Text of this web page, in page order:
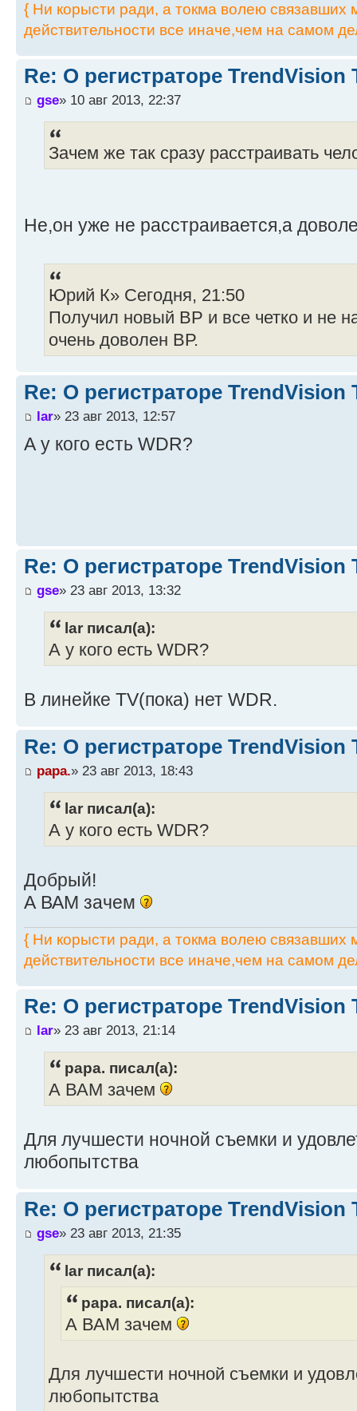
{ Ни корысти ради, а токма волею связавших
действительности все иначе,чем на самом
Re: О регистраторе TrendVision
gse» 10 авг 2013, 22:37
Зачем же так сразу расстраивать
Не,он уже не расстраивается,а
Юрий К» Сегодня, 21:50
Получил новый ВР и все четко и не
очень доволен ВР.
Re: О регистраторе TrendVision
lar» 23 авг 2013, 12:57
А у кого есть WDR?
Re: О регистраторе TrendVision
gse» 23 авг 2013, 13:32
lar писал(а):
А у кого есть WDR?
В линейке TV(пока) нет WDR.
Re: О регистраторе TrendVision
papa.» 23 авг 2013, 18:43
lar писал(а):
А у кого есть WDR?
Добрый!
А ВАМ зачем
{ Ни корысти ради, а токма волею связавших
действительности все иначе,чем на самом
Re: О регистраторе TrendVision
lar» 23 авг 2013, 21:14
papa. писал(а):
А ВАМ зачем
Для лучшести ночной съемки и
любопытства
Re: О регистраторе TrendVision
gse» 23 авг 2013, 21:35
lar писал(а):
papa. писал(а):
А ВАМ зачем
Для лучшести ночной съемки и
любопытства